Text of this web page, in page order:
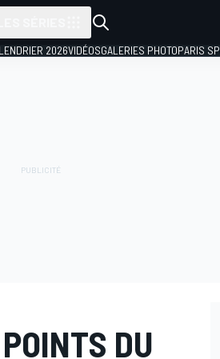
2026VIDÉOSGALERIES PHOTOPARIS
DU